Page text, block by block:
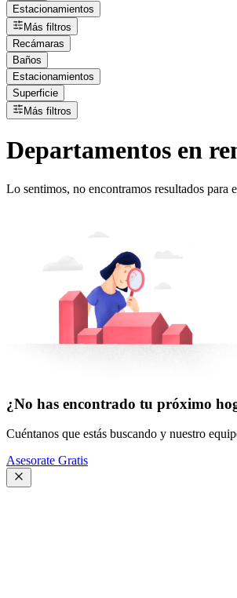
Estacionamientos
Más filtros
Recámaras
Baños
Estacionamientos
Superficie
Más filtros
Departamentos en
Lo sentimos, no encontramos resultados para
¿No has encontrado tu próximo
Cuéntanos que estás buscando y nuestro
Asesorate Gratis